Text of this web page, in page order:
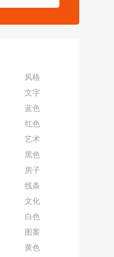
风格
文字
蓝色
红色
艺术
黑色
房子
线条
文化
白色
图案
黄色